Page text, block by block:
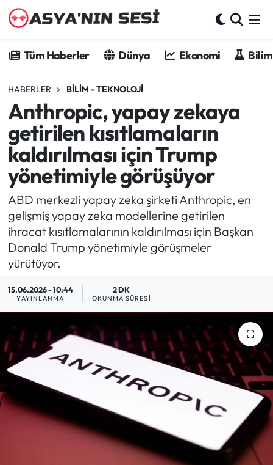
Tüm Haberler Dünya Ekonomi
HABERLER BILIM - TEKNOLOJI
Anthropic, yapay zekaya
getirilen kısıtlamaların
kaldırılması için Trump
yönetimiyle görüşüyor
ABD merkezli yapay zeka şirketi Anthropic, en
gelişmiş yapay zeka modellerine getirilen
ihracat kısıtlamalarının kaldırılması için Başkan
Donald Trump yönetimiyle görüşmeler
yürütüyor.
15.06.2026 - 10:44
YAYINLANMA
2 DK
OKUNMA SÜRESI
Dünya
Ekonomi
Bilim - Teknoloji
Kültür - Sanat
Spor
Asya-Pasifik
Yazarlar